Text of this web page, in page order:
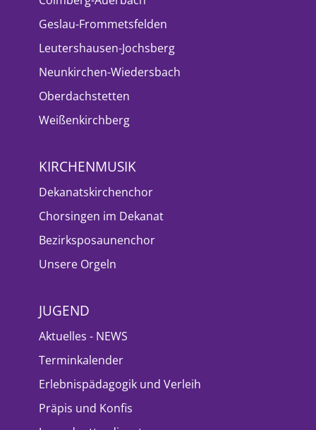
Geslau-Frommetsfelden
Leutershausen-Jochsberg
Neunkirchen-Wiedersbach
Oberdachstetten
Weißenkirchberg
KIRCHENMUSIK
Dekanatskirchenchor
Chorsingen im Dekanat
Bezirksposaunenchor
Unsere Orgeln
JUGEND
Aktuelles - NEWS
Terminkalender
Erlebnispädagogik und Verleih
Präpis und Konfis